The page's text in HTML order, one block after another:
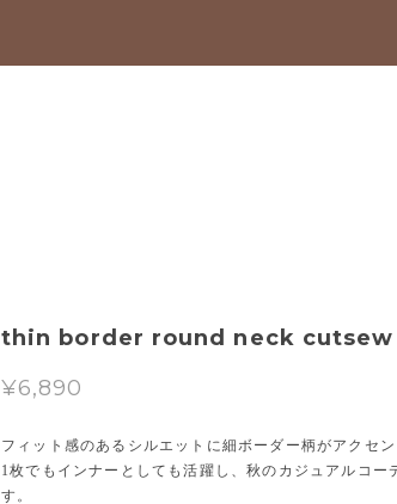
thin border round neck cutsew
¥6,890
フィット感のあるシルエットに細ボーダー柄がアクセン
1枚でもインナーとしても活躍し、秋のカジュアルコー
す。